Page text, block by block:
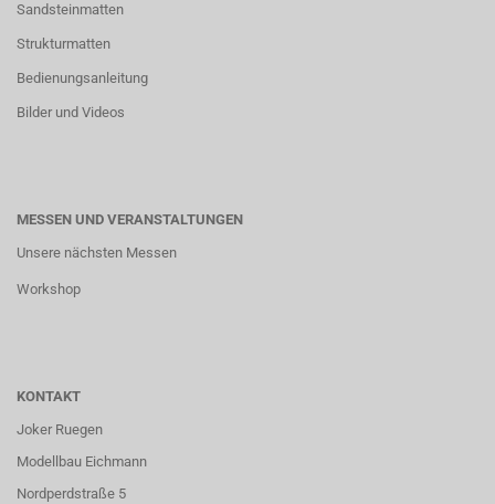
Sandsteinmatten
Strukturmatten
Bedienungsanleitung
Bilder und Videos
MESSEN UND VERANSTALTUNGEN
Unsere nächsten Messen
Workshop
KONTAKT
Joker Ruegen
Modellbau Eichmann
Nordperdstraße 5